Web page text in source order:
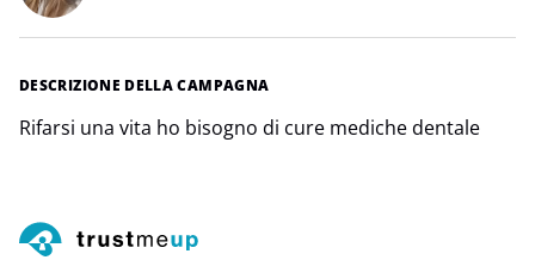
DESCRIZIONE DELLA CAMPAGNA
Rifarsi una vita ho bisogno di cure mediche dentale